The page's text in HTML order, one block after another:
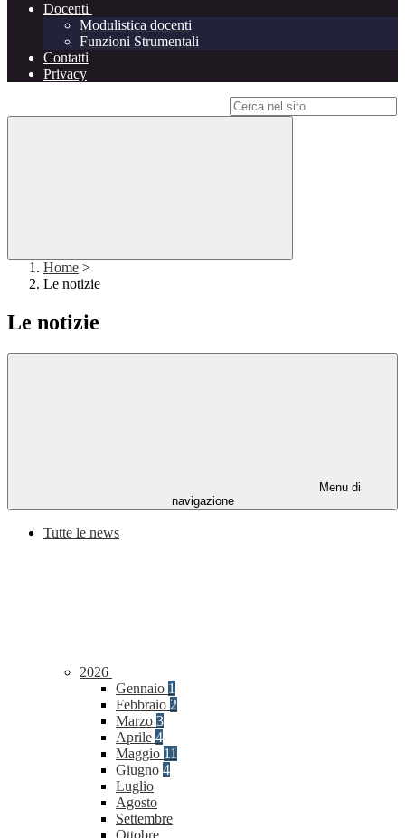
Docenti
Modulistica docenti
Funzioni Strumentali
Contatti
Privacy
Home >
Le notizie
Le notizie
Menu di
navigazione
Tutte le news
2026
Gennaio 1
Febbraio 2
Marzo 3
Aprile 4
Maggio 11
Giugno 4
Luglio
Agosto
Settembre